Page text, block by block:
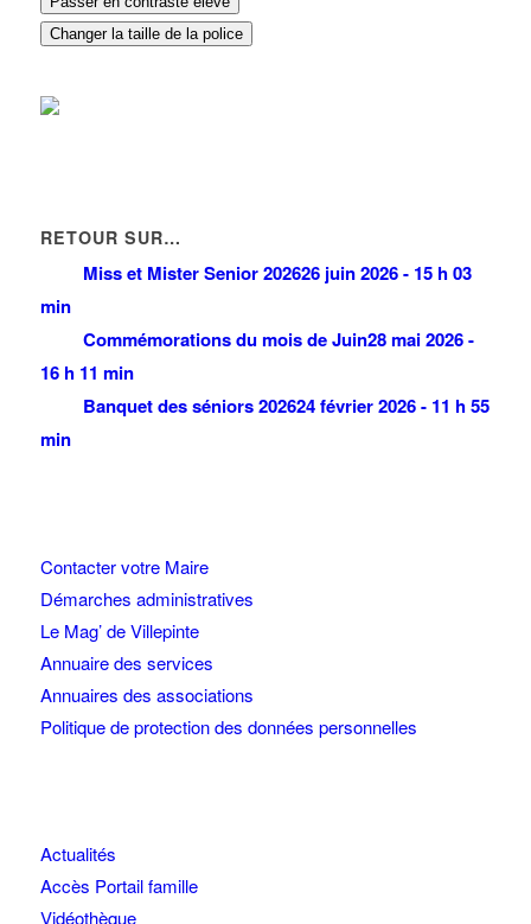
Changer la taille de la police
RETOUR SUR…
Miss et Mister Senior 202626 juin 2026 - 15 h 03
min
Commémorations du mois de Juin28 mai 2026 -
16 h 11 min
Banquet des séniors 202624 février 2026 - 11 h 55
min
Contacter votre Maire
Démarches administratives
Le Mag’ de Villepinte
Annuaire des services
Annuaires des associations
Politique de protection des données personnelles
Actualités
Accès Portail famille
Vidéothèque